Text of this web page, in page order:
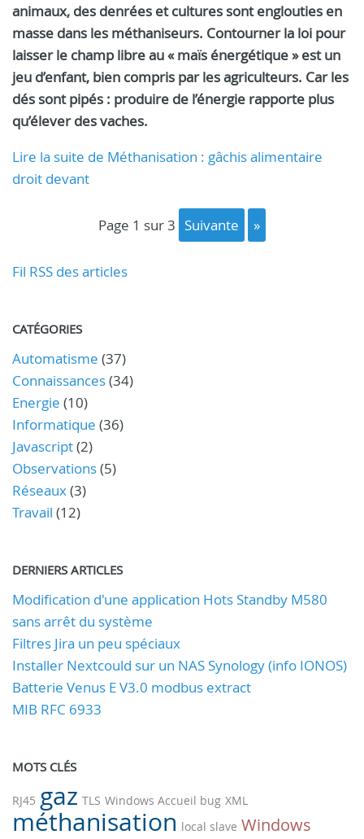
animaux, des denrées et cultures sont englouties en
masse dans les méthaniseurs. Contourner la loi pour
laisser le champ libre au « maïs énergétique » est un
jeu d’enfant, bien compris par les agriculteurs. Car les
dés sont pipés : produire de l’énergie rapporte plus
qu’élever des vaches.
Lire la suite de Méthanisation : gâchis alimentaire
droit devant
page 1 sur 3 suivante »
Fil RSS des articles
CATÉGORIES
Automatisme (37)
Connaissances(34)
Energie (10)
Informatique (36)
Javascript(2)
Observations(5)
Réseaux(3)
Travail (12)
DERNIERS ARTICLES
Modification d'une application Hots Standby M580
sans arrêt du système
Filtres Jira un peu spéciaux
Installer Nextcould sur un NAS Synology (info IONOS)
Batterie Venus E V3.0 modbus extract
MIB RFC 6933
MOTS CLÉS
RJ45 gaz TLS Windows Accueil bug XML
méthanisation local slave Windows